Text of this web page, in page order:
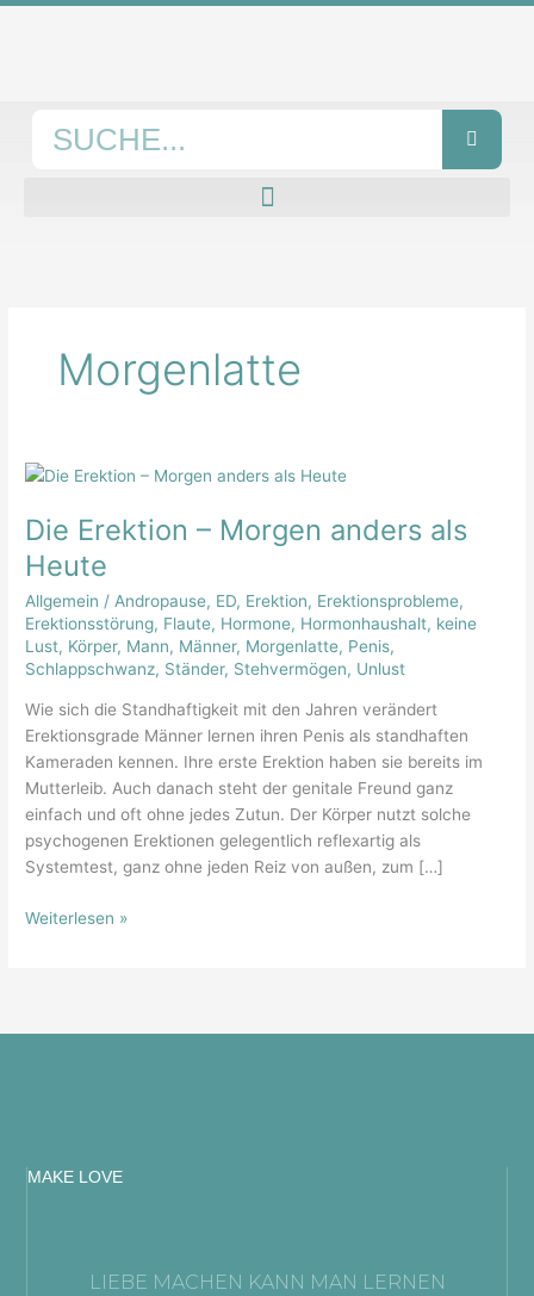
Zum
Morgenlatte
Die Erektion – Morgen anders als
Heute
Allgemein / Andropause, ED, Erektion, Erektionsprobleme,
Erektionsstörung, Flaute, Hormone, Hormonhaushalt, keine
Lust, Körper, Mann, Männer, Morgenlatte, Penis,
Schlappschwanz, Ständer, Stehvermögen, Unlust
Wie sich die Standhaftigkeit mit den Jahren verändert
Erektionsgrade Männer lernen ihren Penis als standhaften
Kameraden kennen. Ihre erste Erektion haben sie bereits im
Mutterleib. Auch danach steht der genitale Freund ganz
einfach und oft ohne jedes Zutun. Der Körper nutzt solche
psychogenen Erektionen gelegentlich reflexartig als
Systemtest, ganz ohne jeden Reiz von außen, zum […]
Die
–
Morgen
anders
als
Heute
Weiterlesen »
MAKE LOVE
LIEBE MACHEN KANN MAN LERNEN